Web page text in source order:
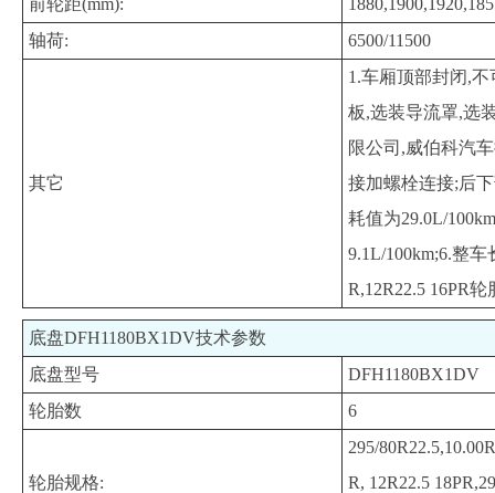
前轮距(mm):
轴荷:
6500/11500
其它
1.车厢顶部封闭,
板,选装导流罩,选
限公司,威伯科汽
接加螺栓连接;后
耗值为29.0L/
9.1L/100km;6.整车
R,12R22.5 16PR
底盘DFH1180BX1DV技术参数
底盘型号
DFH1180BX1DV
轮胎数
6
轮胎规格:
295/
R, 12R22.5